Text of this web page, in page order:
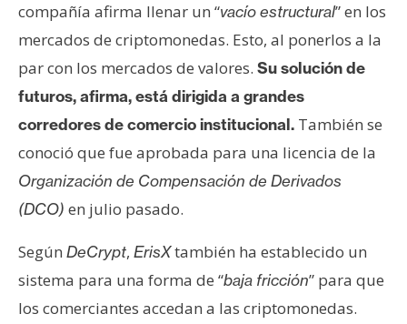
e
P
r
e
n
s
a
T
e
a
s
compañía afirma llenar un “vacío estructural” en los
mercados de criptomonedas. Esto, al ponerlos a la
par con los mercados de valores. Su solución de
futuros, afirma, está dirigida a grandes
corredores de comercio institucional. También se
conoció que fue aprobada para una licencia de la
Organización de Compensación de Derivados
(DCO) en julio pasado.
Según DeCrypt, ErisXtambién ha establecido un
sistema para una forma de “baja fricción” para que
los comerciantes accedan a las criptomonedas.